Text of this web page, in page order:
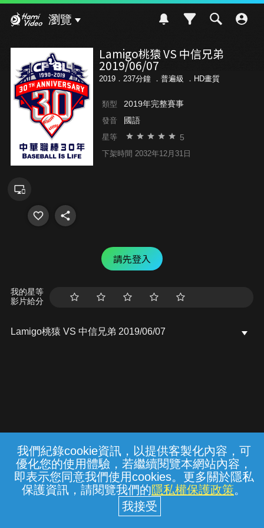
我們紀錄cookie資訊，以提供客製化內容，可
優化您的使用體驗，若繼續閱覽本網站內容，
即表示您同意我們使用cookies。更多關於隱私
保護資訊，請閱覽我們的隱私權保護政策。
瀏覽
Lamigo桃猿 VS 中信兄弟
2019/06/07
2019．237分鐘 ． 普遍級 ．HD畫質
類型 2019年完整賽事
發音 國語
星等 5
下架時間 2032年12月31日
請先登入
我的星等
影片給分
Lamigo桃猿 VS 中信兄弟 2019/06/07
常見問題 線上客服 服務條款 隱私權保護
中華電信股份有限公司個人家庭分公司
(統一編號：96979949) © 2026
{{notifyMsg}}